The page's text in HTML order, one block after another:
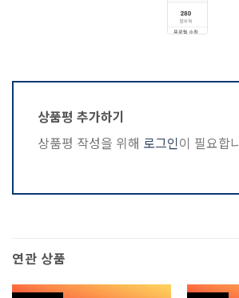
상품평 추가하기
상품평 작성을 위해 로그인이 필요합
연관 상품